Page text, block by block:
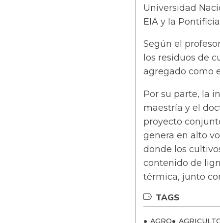
Universidad
EIA y la
Según el
los residuos de
agregado como
Por su parte, la
maestría y el
proyecto
genera en alto
donde los
contenido de
térmica, junto
TAGS
AGRO